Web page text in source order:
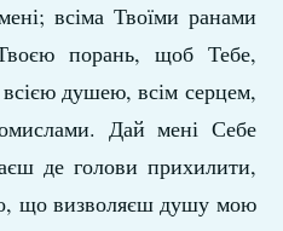
всіма Твоїми рана­ми
порань, щоб Тебе,
душею, всім сер­цем,
Дай мені Себе
де голови при­хилити,
що визволяєш душу мою